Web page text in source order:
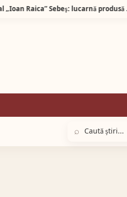
Exponatul lunii mai, la Muzeul Municipal „Ioan Raica” Sebeş: lucarnă produsă la fabrica de țigle şi cărămizi „Hercules” din Diciosânmărtin
⌕